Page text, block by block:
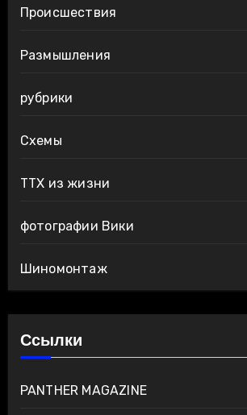
Происшествия
Размышления
рубрики
Схемы
ТТХ из жизни
фотографии Вики
Шиномонтаж
Ссылки
PANTHER MAGAZINE